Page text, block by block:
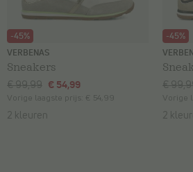
-45%
VERBENAS
Sneakers
€ 99,99 € 54,99
Vorige laagste prijs: € 54,99
2 kleuren
-45%
€
Vorige
2